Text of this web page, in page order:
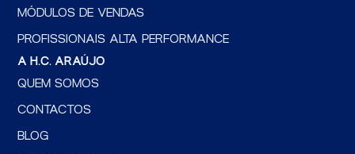
MÓDULOS DE VENDAS
PROFISSIONAIS ALTA PERFORMANCE
A H.C. ARAÚJO
QUEM SOMOS
CONTACTOS
BLOG